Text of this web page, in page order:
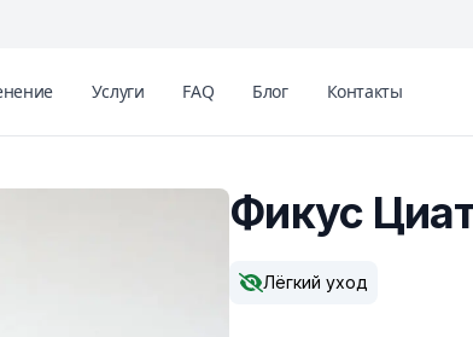
Услуги FAQ Блог Контакты
Фикус
Описание
Лёгкий уход